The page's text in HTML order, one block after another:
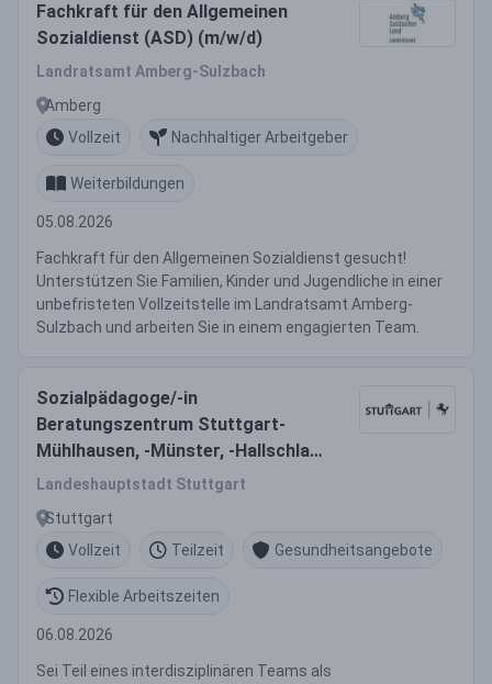
Fachkraft für den Allgemeinen
Sozialdienst (ASD) (m/w/d)
Landratsamt Amberg-Sulzbach
Amberg
Vollzeit
Nachhaltiger Arbeitgeber
Weiterbildungen
05.08.2026
Fachkraft für den Allgemeinen Sozialdienst gesucht!
Unterstützen Sie Familien, Kinder und Jugendliche in einer
unbefristeten Vollzeitstelle im Landratsamt Amberg-
Sulzbach und arbeiten Sie in einem engagierten Team.
Sozialpädagoge/-in
Beratungszentrum Stuttgart-
Mühlhausen, -Münster, -Hallschlag
(m/w/d)
Landeshauptstadt Stuttgart
Stuttgart
Vollzeit
Teilzeit Gesundheitsangebote
Flexible Arbeitszeiten
06.08.2026
Sei Teil eines interdisziplinären Teams als